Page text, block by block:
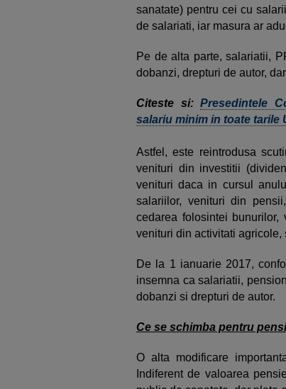
sanatate) pentru cei cu
de salariati, iar masura ar
Pe de alta parte, salariatii,
dobanzi, drepturi de autor,
Citeste si:Presedintele
salariu minim in toate tarile
Astfel, este reintrodusa
venituri din investitii
venituri daca in cursul
salariilor, venituri din
cedarea folosintei
venituri din activitati
De la 1 ianuarie 2017,
insemna ca salariatii,
dobanzi si drepturi de autor.
Ce se schimba pentru
O alta modificare
Indiferent de valoarea